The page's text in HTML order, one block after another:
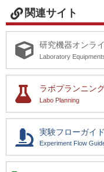
関連サイト
研究機器オンラ
Laboratory
ラボプランニン
Labo Planning
実験フローガイド
Experiment Flow